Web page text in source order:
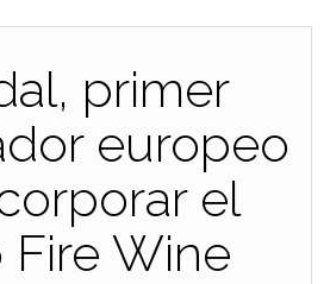
primer
europeo
el
Fire Wine